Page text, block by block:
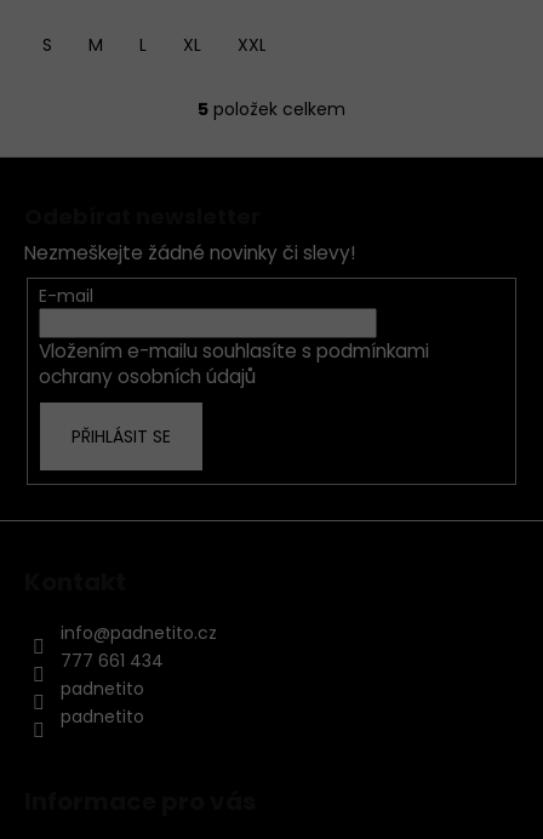
S M L XL XXL
O
a
c
í
p
r
ý
p
5 položek celkem
Z
Nezmeškejte žádné novinky či slevy!
E-mail
Vložením e-mailu souhlasíte s podmínkami
ochrany osobních údajů
PŘIHLÁSIT SE
info@padnetito.cz
777 661 434
padnetito
padnetito